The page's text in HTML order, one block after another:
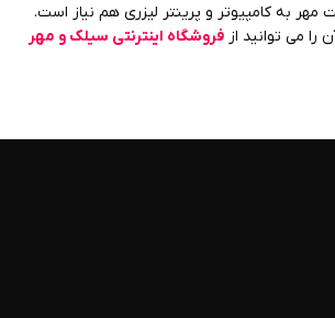
مهر به کامپیوتر و پرینتر لیزری هم نیاز است.
را می توانید از فروشگاه اینترنتی سیلک و مهر